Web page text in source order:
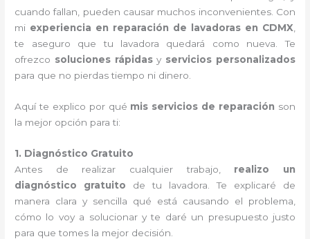
cuando fallan, pueden causar muchos inconvenientes. Con
mi experiencia en reparación de lavadoras en CDMX
te aseguro que tu lavadora quedará como nueva. Te
ofrezco soluciones rápidasy servicios personalizados
para que no pierdas tiempo ni dinero.
Aquí te explico por qué mis servicios de reparación son
la mejor opción para ti:
1. Diagnóstico Gratuito
Antes de realizar cualquier trabajo, realizo un
diagnóstico gratuito de tu lavadora. Te explicaré de
manera clara y sencilla qué está causando el problema,
cómo lo voy a solucionar y te daré un presupuesto justo
para que tomes la mejor decisión.